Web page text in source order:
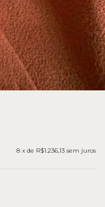
8 x de R$1.236,13 sem juros